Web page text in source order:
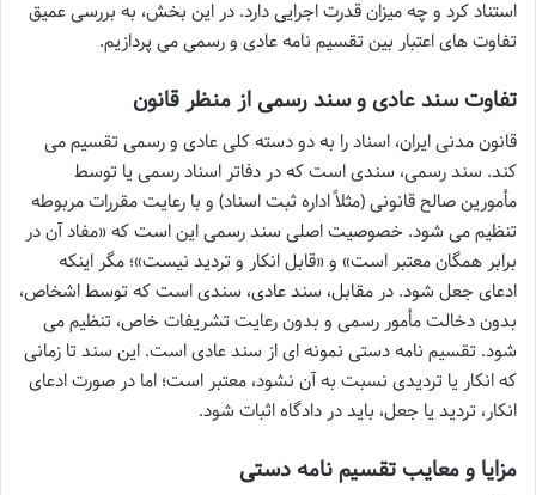
استناد کرد و چه میزان قدرت اجرایی دارد. در این بخش، به بررسی عمیق
تفاوت های اعتبار بین تقسیم نامه عادی و رسمی می پردازیم.
تفاوت سند عادی و سند رسمی از منظر قانون
قانون مدنی ایران، اسناد را به دو دسته کلی عادی و رسمی تقسیم می
کند. سند رسمی، سندی است که در دفاتر اسناد رسمی یا توسط
مأمورین صالح قانونی (مثلاً اداره ثبت اسناد) و با رعایت مقررات مربوطه
تنظیم می شود. خصوصیت اصلی سند رسمی این است که «مفاد آن در
برابر همگان معتبر است» و «قابل انکار و تردید نیست»؛ مگر اینکه
ادعای جعل شود. در مقابل، سند عادی، سندی است که توسط اشخاص،
بدون دخالت مأمور رسمی و بدون رعایت تشریفات خاص، تنظیم می
شود. تقسیم نامه دستی نمونه ای از سند عادی است. این سند تا زمانی
که انکار یا تردیدی نسبت به آن نشود، معتبر است؛ اما در صورت ادعای
انکار، تردید یا جعل، باید در دادگاه اثبات شود.
مزایا و معایب تقسیم نامه دستی